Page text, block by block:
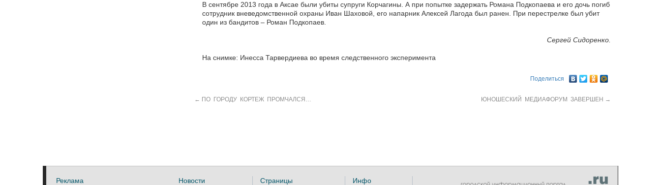
В сентябре 2013 года в Аксае были убиты супруги Корчагины. А при попытке задержать Романа Подкопаева и его дочь погиб
сотрудник вневедомственной охраны Иван Шаховой, его напарник Алексей Лагода был ранен. При перестрелке был убит
один из бандитов – Роман Подкопаев.
Сергей Сидоренко.
На снимке: Инесса Тарвердиева во время следственного эксперимента
Поделиться
← ПО ГОРОДУ КОРТЕЖ ПРОМЧАЛСЯ… ЮНОШЕСКИЙ МЕДИАФОРУМ ЗАВЕРШЕН →
Реклама Новости Страницы Инфо